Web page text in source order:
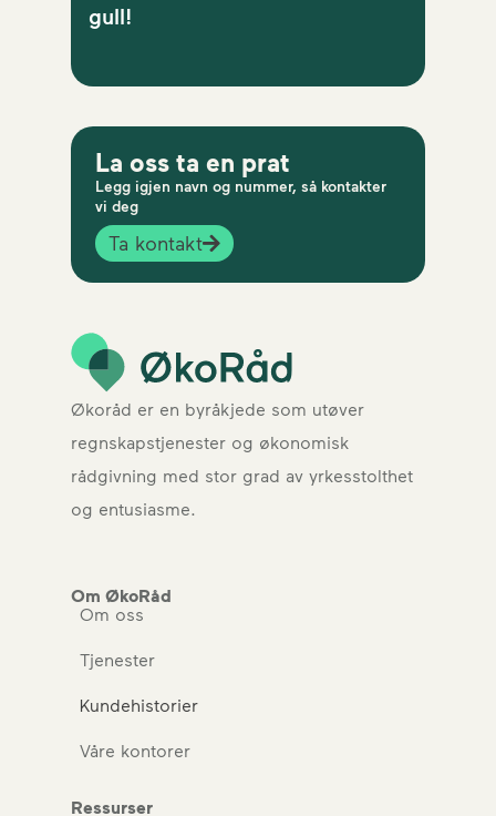
gull!
La oss ta en prat
Legg igjen navn og nummer, så kontakter
vi deg
Ta kontakt
Økoråd er en byråkjede som utøver
regnskapstjenester og økonomisk
rådgivning med stor grad av yrkesstolthet
og entusiasme.
Om ØkoRåd
Om oss
Tjenester
Kundehistorier
Våre kontorer
Ressurser